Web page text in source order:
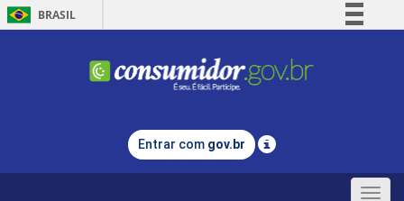
BRASIL
Comunica BR
Legislação
Entrar com gov.br
Toggle